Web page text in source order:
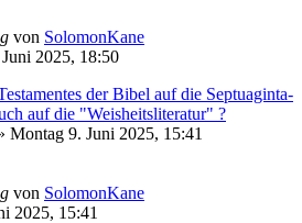
von SolomonKane
2025, 18:50
der Bibel auf die Septuaginta-
auf die "Weisheitsliteratur" ?
Montag 9. Juni 2025, 15:41
von SolomonKane
2025, 15:41